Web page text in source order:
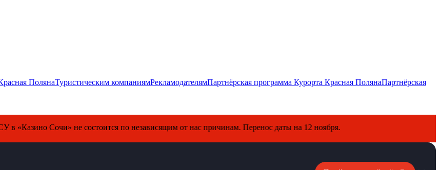
ПолянаТуристическим компаниямРекламодателямПартнёрская программа Курорта Красная ПолянаПартнёрская
Сочи» не состоится по независящим от нас причинам. Перенос даты на 12 ноября.